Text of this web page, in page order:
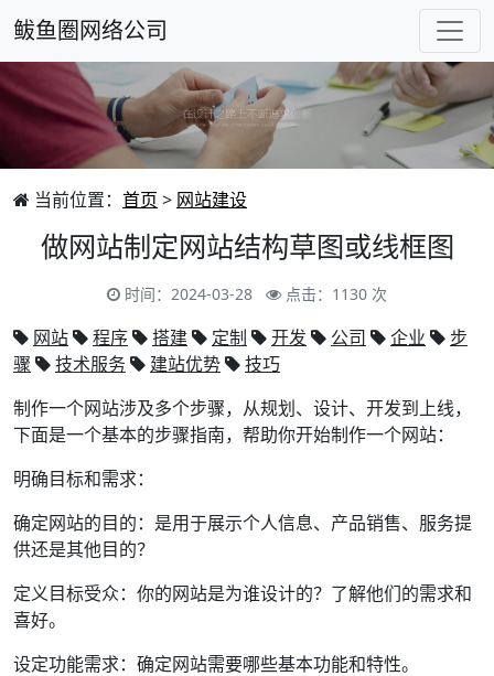
鲅鱼圈网络公司
当前位置： 首页 > 网站建设
做网站制定网站结构草图或线框图
时间：2024-03-28 点击：1130 次
网站 程序 搭建 定制 开发 公司 企业
步
骤
技术服务 建站优势
技巧
制作一个网站涉及多个步骤，从规划、设计、开发到上线，
下面是一个基本的步骤指南，帮助你开始制作一个网站：
明确目标和需求：
确定网站的目的：是用于展示个人信息、产品销售、服务提
供还是其他目的？
定义目标受众：你的网站是为谁设计的？了解他们的需求和
喜好。
设定功能需求：确定网站需要哪些基本功能和特性。